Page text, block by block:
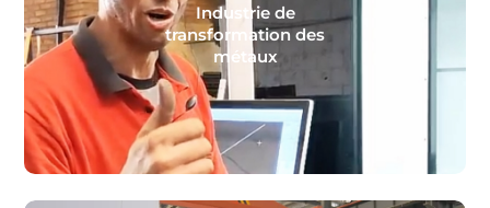
Industrie de
transformation des
métaux